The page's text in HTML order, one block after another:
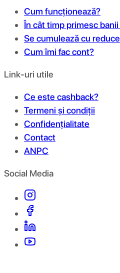
Cum funcționează?
În cât timp primesc
Se cumulează cu
Cum îmi fac cont?
Link-uri utile
Ce este cashback?
Termeni și condiții
Confidențialitate
Contact
ANPC
Social Media